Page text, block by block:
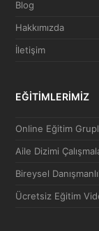
Blog
Hakkımızda
İletişim
EĞİTİMLERİMİZ
Online Eğitim
Aile Dizimi
Bireysel
Ücretsiz Eğitim